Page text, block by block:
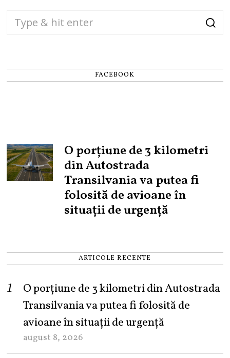
FACEBOOK
O porțiune de 3 kilometri
din Autostrada
Transilvania va putea fi
folosită de avioane în
situații de urgență
ARTICOLE RECENTE
O porțiune de 3 kilometri din Autostrada
Transilvania va putea fi folosită de
avioane în situații de urgență
august 8, 2026